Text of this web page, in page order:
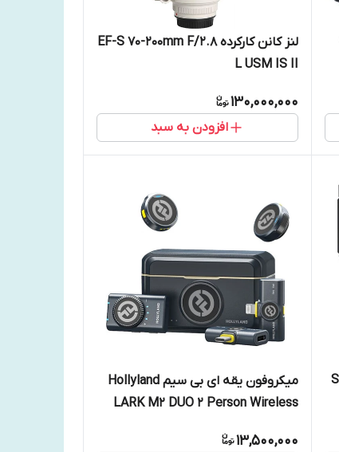
لنز کانن کارکرده EF-S 70-200mm F/2.8
L USM IS II
130,000,000
افزودن به سبد
میکروفون یقه ای بی سیم Hollyland
LARK M2 DUO 2 Person Wireless
13,500,000